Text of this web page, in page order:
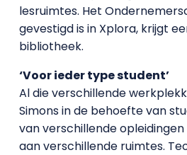
lesruimtes. Het
gevestigd is in Xplora, krijgt
bibliotheek.
‘Voor ieder type student’
Al die verschillende
Simons in de behoefte van
van verschillende
aan verschillende ruimtes.